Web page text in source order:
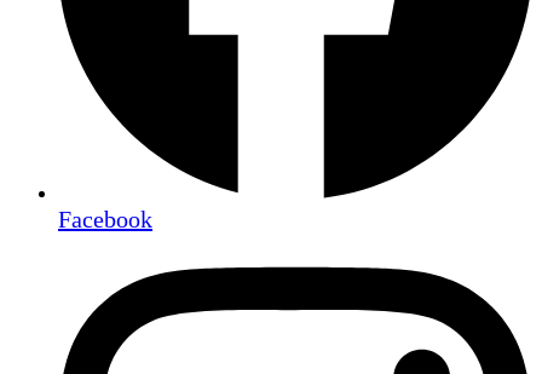
Facebook